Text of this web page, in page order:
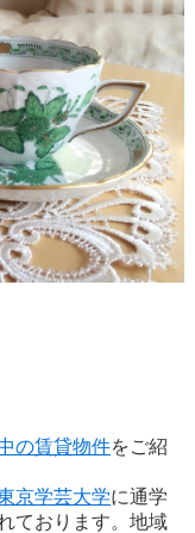
の賃貸物件をご紹
京学芸大学に通学
ております。地域